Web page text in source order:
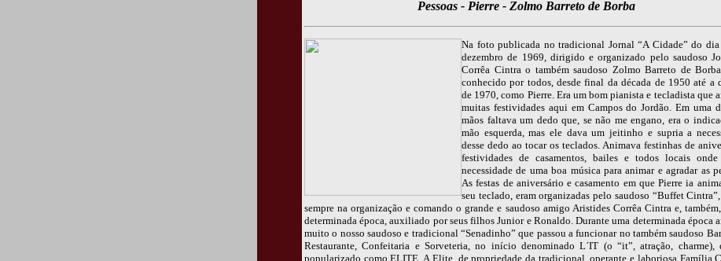
Pessoas - Pierre - Zolmo Barreto de Borba
Na foto publicada no tradicional Jornal “A Cidade” do
dezembro de 1969, dirigido e organizado pelo saudoso
Corrêa Cintra o também saudoso Zolmo Barreto de
conhecido por todos, desde final da década de 1950 até a
de 1970, como Pierre. Era um bom pianista e tecladista que
muitas festividades aqui em Campos do Jordão. Em uma
mãos faltava um dedo que, se não me engano, era o
mão esquerda, mas ele dava um jeitinho e supria a
desse dedo ao tocar os teclados. Animava festinhas de
festividades de casamentos, bailes e todos locais
necessidade de uma boa música para animar e agradar as
As festas de aniversário e casamento em que Pierre ia
seu teclado, eram organizadas pelo saudoso “Buffet
sempre na organização e comando o grande e saudoso amigo Aristides Corrêa Cintra e,
determinada época, auxiliado por seus filhos Junior e Ronaldo. Durante uma determinada época
muito o nosso saudoso e tradicional “Senadinho” que passou a funcionar no também saudoso
Restaurante, Confeitaria e Sorveteria, no início denominado L´IT (o “it”, atração, charme),
popularizado como ELITE. A Elite, de propriedade da tradicional, operante e laboriosa Família